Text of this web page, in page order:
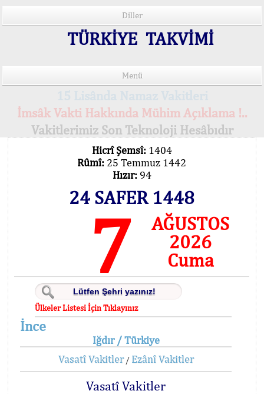
Diller
TÜRKİYE TAKVİMİ
Menü
İmsâk Vakti Hakkında Mühim Açıklama !..
Vakitlerimiz Son Teknoloji Hesâbıdır
Hicrî Şemsî: 1404
Rûmî: 25 Temmuz 1442
Hızır: 94
24 SAFER 1448
7
AĞUSTOS
2026
Cuma
Ülkeler Listesi İçin Tıklayınız
İnce
Iğdır / Türkiye
Vasatî Vakitler/ Ezânî Vakitler
Vasatî Vakitler